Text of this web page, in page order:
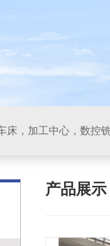
产品展示